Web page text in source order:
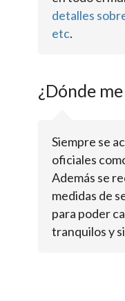
detalles
etc.
¿Dónde
Siempre se
oficiales
Además se
medidas de
para poder
tranquilos y